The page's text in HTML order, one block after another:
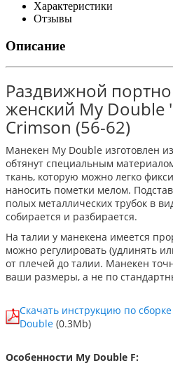
Характеристики
Отзывы
Описание
Раздвижной
женский My Double
Crimson (56-62)
Манекен My Double изготовлен
обтянут специальным
ткань, которую можно легко
наносить пометки мелом.
полых металлических трубок в
собирается и разбирается.
На талии у манекена имеется
можно регулировать (удлинять
от плечей до талии. Манекен
ваши размеры, а не по
Скачать инструкцию по
Double (0.3Mb)
Особенности My Double F: